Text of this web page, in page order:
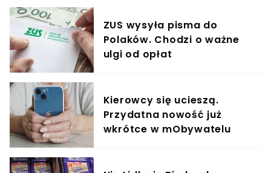
uwielbiana za jej wieloletnią pracę w M jak Miłość,
tym razem ma jednak szansę pokazać się
widzom w zupełnie innym wcieleniu. Do tego
jednak potrzebne było sporo poświęcenia! Jak
schudła Małgorzata Kożuchowska i dlaczego
Poznaliśmy jej sekret!
ZUS wysyła pisma do
Polaków. Chodzi o ważne
ulgi od opłat
Kierowcy się ucieszą.
Przydatna nowość już
wkrótce w mObywatelu